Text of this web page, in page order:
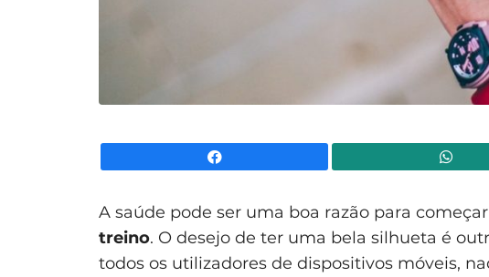
A saúde pode ser uma boa razão para
treino. O desejo de ter uma bela silhueta é
todos os utilizadores de dispositivos móveis,